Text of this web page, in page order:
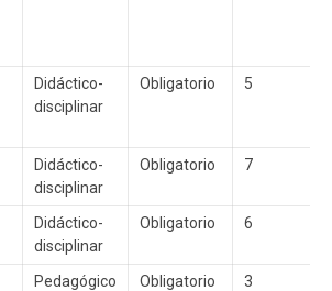
Didáctico-
disciplinar
Obligatorio 5
Didáctico-
disciplinar
Obligatorio 7
Didáctico-
disciplinar
Obligatorio 6
Pedagógico Obligatorio 3